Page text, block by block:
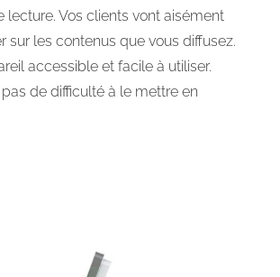
lecture. Vos clients vont aisément
sur les contenus que vous diffusez.
accessible et facile à utiliser.
pas de difficulté à le mettre en